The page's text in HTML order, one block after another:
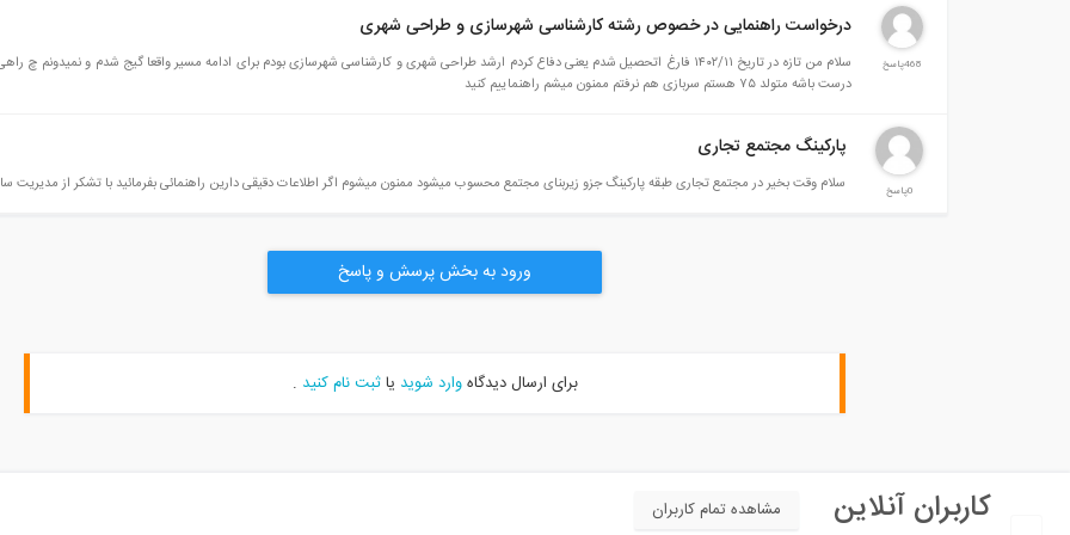
468پاسخ
درخواست راهنمایی در خصوص رشته کارشناسی شهرسازی و طراحی شهری
سلام من تازه در تاریخ ۱۴۰۲/۱۱ فارغ اتحصیل شدم یعنی دفاع کردم ارشد طراحی شهری و کارشناسی شهرسازی بودم برای ادامه مسیر واقعا گیج شدم و نمیدونم چ
درست باشه متولد ۷۵ هستم سربازی هم نرفتم ممنون میشم راهنماییم کنید
0پاسخ
پارکینگ مجتمع تجاری
سلام وقت بخیر در مجتمع تجاری طبقه پارکینگ جزو زیربنای مجتمع محسوب میشود ممنون میشوم اگر اطلاعات دقیقی دارین راهنمائی بفرمائید با تشکر از مدیریت
ورود به بخش پرسش و پاسخ
برای ارسال دیدگاهوارد شوید یاثبت نام کنید .
کاربران آنلاین مشاهده تمام کاربران